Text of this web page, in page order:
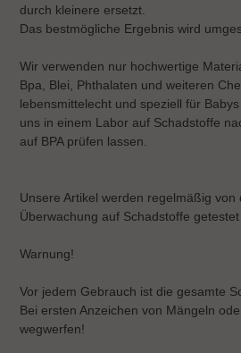
durch kleinere ersetzt.
Das bestmögliche Ergebnis wird
Wir verwenden nur hochwertige
Bpa, Blei, Phthalaten und weiteren
lebensmittelecht und speziell für
uns in einem Labor auf Schadstoffe
auf BPA prüfen lassen.
Unsere Artikel werden regelmäßig von
Überwachung auf Schadstoffe getestet
Warnung!
Vor jedem Gebrauch ist die gesamte
Bei ersten Anzeichen von Mängeln
wegwerfen!